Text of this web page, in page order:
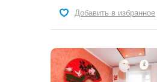
Добавить в избранное